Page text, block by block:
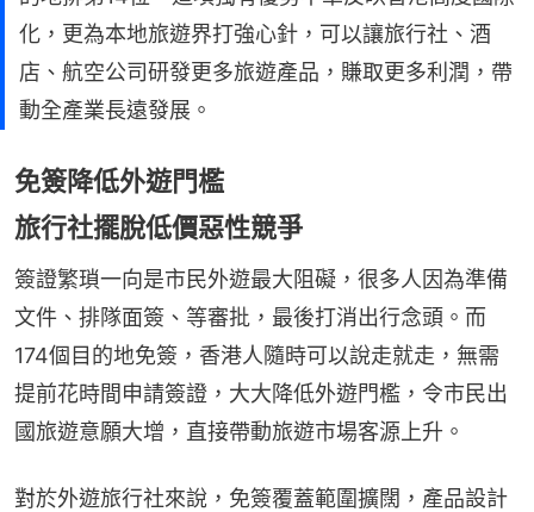
化，更為本地旅遊界打強心針，可以讓旅行社、酒
店、航空公司研發更多旅遊產品，賺取更多利潤，帶
動全產業長遠發展。
免簽降低外遊門檻
旅行社擺脫低價惡性競爭
簽證繁瑣一向是市民外遊最大阻礙，很多人因為準備
文件、排隊面簽、等審批，最後打消出行念頭。而
174個目的地免簽，香港人隨時可以說走就走，無需
提前花時間申請簽證，大大降低外遊門檻，令市民出
國旅遊意願大增，直接帶動旅遊市場客源上升。
對於外遊旅行社來說，免簽覆蓋範圍擴闊，產品設計